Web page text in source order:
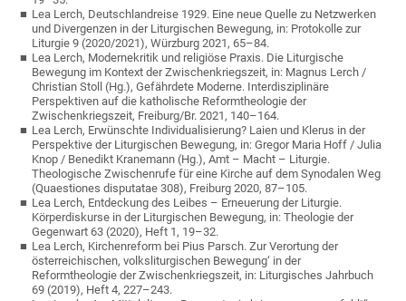
Lea Lerch, Deutschlandreise 1929. Eine neue Quelle zu Netzwerken
und Divergenzen in der Liturgischen Bewegung, in: Protokolle zur
Liturgie 9 (2020/2021), Würzburg 2021, 65–84.
Lea Lerch, Modernekritik und religiöse Praxis. Die Liturgische
Bewegung im Kontext der Zwischenkriegszeit, in: Magnus Lerch /
Christian Stoll (Hg.), Gefährdete Moderne. Interdisziplinäre
Perspektiven auf die katholische Reformtheologie der
Zwischenkriegszeit, Freiburg/Br. 2021, 140–164.
Lea Lerch, Erwünschte Individualisierung? Laien und Klerus in der
Perspektive der Liturgischen Bewegung, in: Gregor Maria Hoff / Julia
Knop / Benedikt Kranemann (Hg.), Amt – Macht – Liturgie.
Theologische Zwischenrufe für eine Kirche auf dem Synodalen Weg
(Quaestiones disputatae 308), Freiburg 2020, 87–105.
Lea Lerch, Entdeckung des Leibes – Erneuerung der Liturgie.
Körperdiskurse in der Liturgischen Bewegung, in: Theologie der
Gegenwart 63 (2020), Heft 1, 19–32.
Lea Lerch, Kirchenreform bei Pius Parsch. Zur Verortung der
österreichischen, volksliturgischen Bewegung‘ in der
Reformtheologie der Zwischenkriegszeit, in: Liturgisches Jahrbuch
69 (2019), Heft 4, 227–243.